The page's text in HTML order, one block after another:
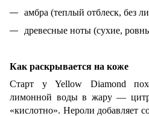
амбра (теплый отблеск, без
древесные ноты (сухие,
Как раскрывается на коже
Старт у Yellow Diamond
лимонной воды в жару —
«кислотно». Нероли добавляет